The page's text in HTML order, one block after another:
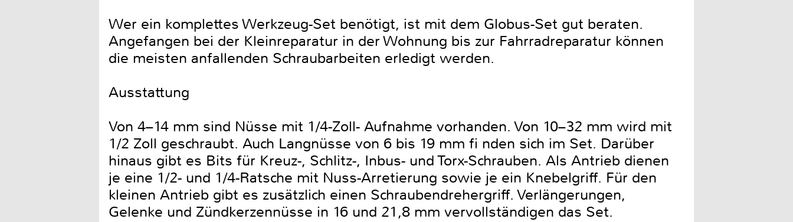
Wer ein komplettes Werkzeug-Set benötigt, ist mit dem Globus-Set gut beraten.
Angefangen bei der Kleinreparatur in der Wohnung bis zur Fahrradreparatur können
die meisten anfallenden Schraubarbeiten erledigt werden.
Ausstattung
Von 4–14 mm sind Nüsse mit 1/4-Zoll- Aufnahme vorhanden. Von 10–32 mm wird mit
1/2 Zoll geschraubt. Auch Langnüsse von 6 bis 19 mm fi nden sich im Set. Darüber
hinaus gibt es Bits für Kreuz-, Schlitz-, Inbus- und Torx-Schrauben. Als Antrieb dienen
je eine 1/2- und 1/4-Ratsche mit Nuss-Arretierung sowie je ein Knebelgriff. Für den
kleinen Antrieb gibt es zusätzlich einen Schraubendrehergriff. Verlängerungen,
Gelenke und Zündkerzennüsse in 16 und 21,8 mm vervollständigen das Set.